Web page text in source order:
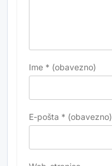
Ime * (obavezno)
E-pošta * (obavezno)